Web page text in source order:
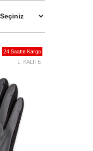
24 Saatte Kargo
1. KALİTE